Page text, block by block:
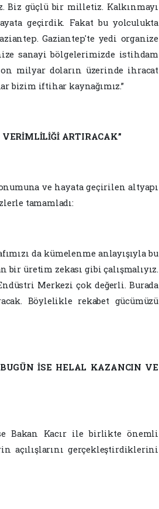
Biz güçlü bir milletiz. Kalkınmayı
geçirdik. Fakat bu yolculukta
Gaziantep'te yedi organize
sanayi bölgelerimizde istihdam
milyar doların üzerinde ihracat
bizim iftihar kaynağımız.”
ARTIRACAK”
ve hayata geçirilen altyapı
tamamladı:
da kümelenme anlayışıyla bu
bir üretim zekası gibi çalışmalıyız.
Merkezi çok değerli. Burada
Böylelikle rekabet gücümüzü
İSE HELAL KAZANCIN VE
Bakan Kacır ile birlikte önemli
açılışlarını gerçekleştirdiklerini